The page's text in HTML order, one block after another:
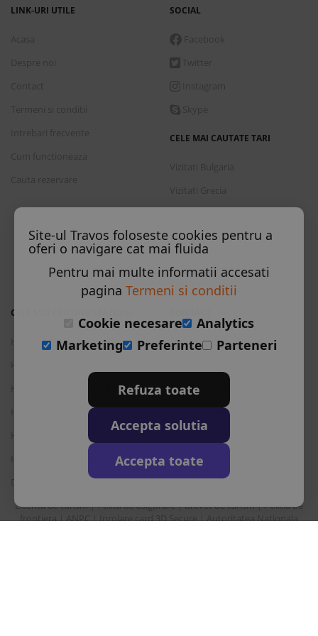
LINK-URI UTILE SOCIAL
CELE MAI CAUTATE TARI
Vizitati Italia
Vizitati Croatia
CELE MAI CAUTATE STATIUNI
Hoteluri in Albena
Hoteluri in Nisipurile de Aur
Hoteluri in Antalya
Destinatii in toata lumea
L-S: 9-18
office@travos.ro
Abonare newsletter
Licenta de turism|Polita de asigurare|Brevet de turism|Politia de
frontiera|ANPC|Inrolare card 3D Secure|Autoritatea Nationala
Site-ul Travos foloseste cookies pentru a
oferi o navigare cat mai fluida
Pentru mai multe informatii accesati
pagina Termeni si conditii
Cookie necesare
Analytics
Marketing
Preferinte Parteneri
Refuza toate
Accepta solutia
Accepta toate